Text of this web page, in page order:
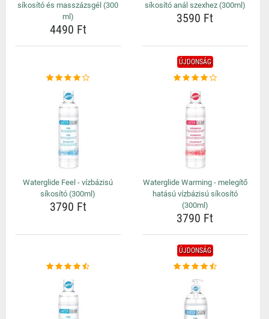
síkosító és masszázsgél (300
ml)
4490 Ft
síkosító anál szexhez (300ml)
3590 Ft
Waterglide Feel - vízbázisú
síkosító (300ml)
3790 Ft
ÚJDONSÁG
Waterglide Warming - melegítő
hatású vízbázisú síkosító
(300ml)
3790 Ft
ÚJDONSÁG